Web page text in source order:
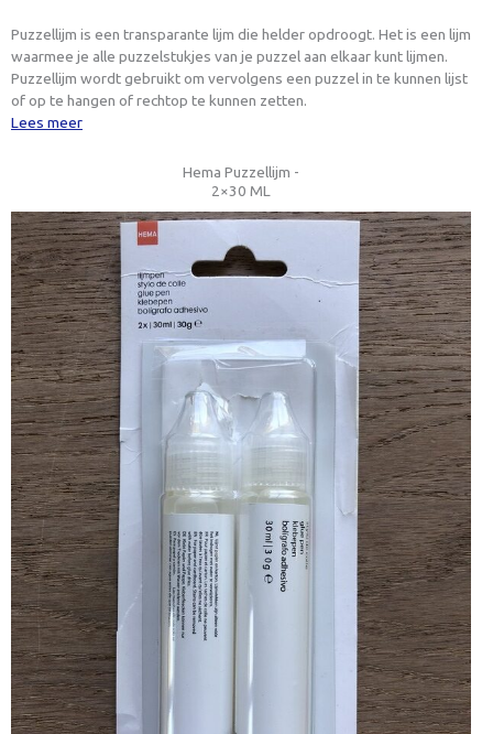
Puzzellijm is een transparante lijm die helder opdroogt. Het is een lijm
waarmee je alle puzzelstukjes van je puzzel aan elkaar kunt lijmen.
Puzzellijm wordt gebruikt om vervolgens een puzzel in te kunnen lijst
of op te hangen of rechtop te kunnen zetten.
Lees meer
Hema Puzzellijm -
2×30 ML